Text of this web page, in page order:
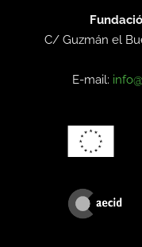
C/ Guzmán el
E-mail: